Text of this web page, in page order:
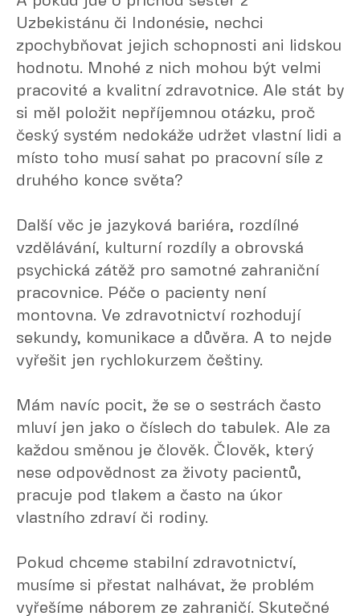
Uzbekistánu či Indonésie, nechci
zpochybňovat jejich schopnosti ani lidskou
hodnotu. Mnohé z nich mohou být velmi
pracovité a kvalitní zdravotnice. Ale stát by
si měl položit nepříjemnou otázku, proč
český systém nedokáže udržet vlastní lidi a
místo toho musí sahat po pracovní síle z
druhého konce světa?
Další věc je jazyková bariéra, rozdílné
vzdělávání, kulturní rozdíly a obrovská
psychická zátěž pro samotné zahraniční
pracovnice. Péče o pacienty není
montovna. Ve zdravotnictví rozhodují
sekundy, komunikace a důvěra. A to nejde
vyřešit jen rychlokurzem češtiny.
Mám navíc pocit, že se o sestrách často
mluví jen jako o číslech do tabulek. Ale za
každou směnou je člověk. Člověk, který
nese odpovědnost za životy pacientů,
pracuje pod tlakem a často na úkor
vlastního zdraví či rodiny.
Pokud chceme stabilní zdravotnictví,
musíme si přestat nalhávat, že problém
vyřešíme náborem ze zahraničí. Skutečné